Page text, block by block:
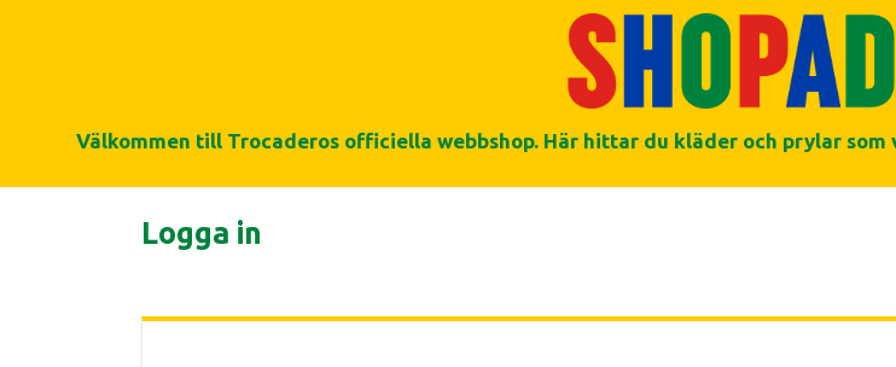
Välkommen till Trocaderos officiella webbshop. Här hittar du kläder och prylar
Logga in